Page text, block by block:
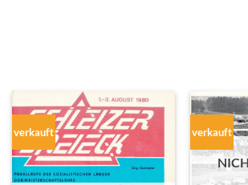
verkauft verkauft